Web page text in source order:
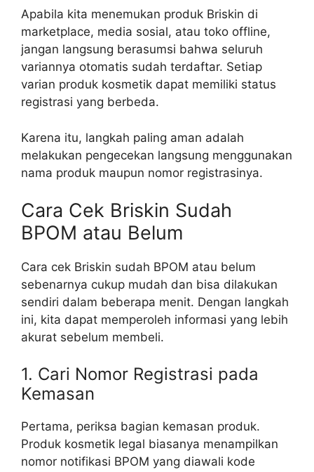
Apabila kita menemukan produk Briskin di
marketplace, media sosial, atau toko offline,
jangan langsung berasumsi bahwa seluruh
variannya otomatis sudah terdaftar. Setiap
varian produk kosmetik dapat memiliki status
registrasi yang berbeda.
Karena itu, langkah paling aman adalah
melakukan pengecekan langsung menggunakan
nama produk maupun nomor registrasinya.
Cara Cek Briskin Sudah
BPOM atau Belum
Cara cek Briskin sudah BPOM atau belum
sebenarnya cukup mudah dan bisa dilakukan
sendiri dalam beberapa menit. Dengan langkah
ini, kita dapat memperoleh informasi yang lebih
akurat sebelum membeli.
1. Cari Nomor Registrasi pada
Kemasan
Pertama, periksa bagian kemasan produk.
Produk kosmetik legal biasanya menampilkan
nomor notifikasi BPOM yang diawali kode